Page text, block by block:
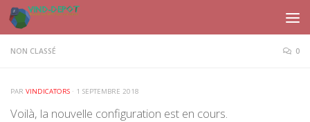
Skip to content
NON CLASSÉ 0
PAR VINDICATORS · 1 SEPTEMBRE 2018
Voilà, la nouvelle configuration est en cours.